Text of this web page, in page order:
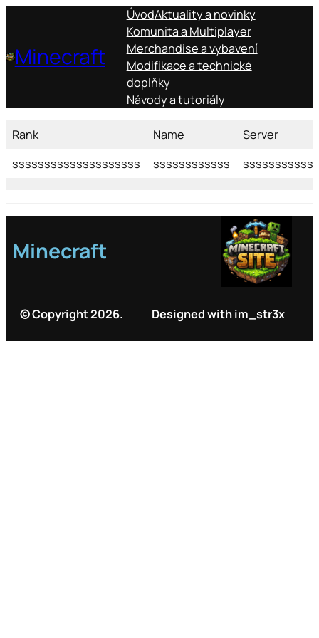
Minecraft
ÚvodAktuality a novinky
Komunita a Multiplayer
Merchandise a vybavení
Modifikace a technické
doplňky
Návody a tutoriály
Rank Name
Server
ssssssssssssssssssss
ssssssssssss
Minecraft
© Copyright 2026. Designed with im_str3x